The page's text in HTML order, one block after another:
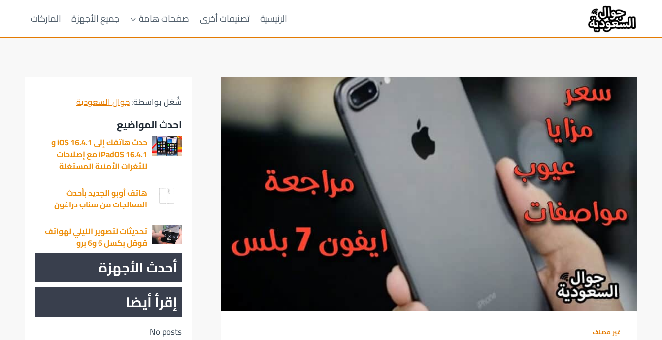
المحتوى
الرئيسية تصنيفات أخرى صفحات هامة جميع الأجهزة الماركات
غير مصنف
شُغل بواسطة:جوال السعودية
احدث المواضيع
حدث هاتفك إلى iOS 16.4.1 و
iPadOS 16.4.1 مع إصلاحات
للثغرات الأمنية المستغلة
هاتف أوبو الجديد بأحدث
المعالجات من سناب دراغون
تحديثات لتصوير الليلي لهواتف
قوقل بكسل 6 و6 برو
أحدث الأجهزة
إقرأ أيضا
No posts